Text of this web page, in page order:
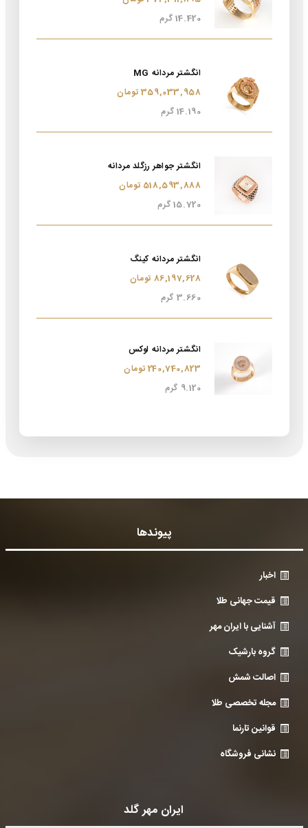
14.420 گرم
انگشتر مردانه MG
359,033,958 تومان
14.190 گرم
انگشتر جواهر رزگلد مردانه
518,593,888 تومان
15.720 گرم
انگشتر مردانه کینگ
86,197,628 تومان
3.660 گرم
انگشتر مردانه لوکس
240,740,823 تومان
9.120 گرم
پیوندها
اخبار
قیمت جهانی طلا
آشنایی با ایران مهر
گروه بارشیک
اصالت شمش
مجله تخصصی طلا
قوانین تارنما
نشانی فروشگاه
ایران مهر گلد